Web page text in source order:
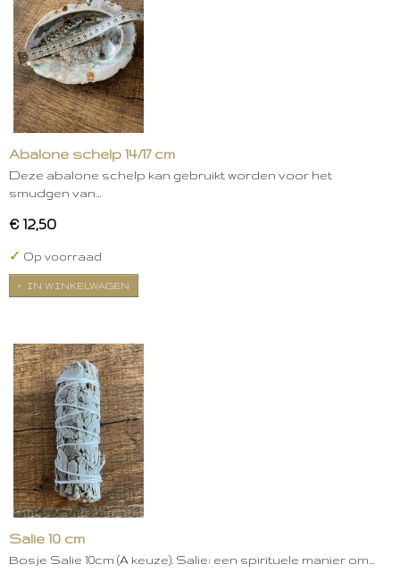
Abalone schelp 14/17 cm
Deze abalone schelp kan gebruikt worden voor het
smudgen van…
€ 12,50
✓ Op voorraad
IN WINKELWAGEN
Salie 10 cm
Bosje Salie 10cm (A keuze). Salie: een spirituele manier om…